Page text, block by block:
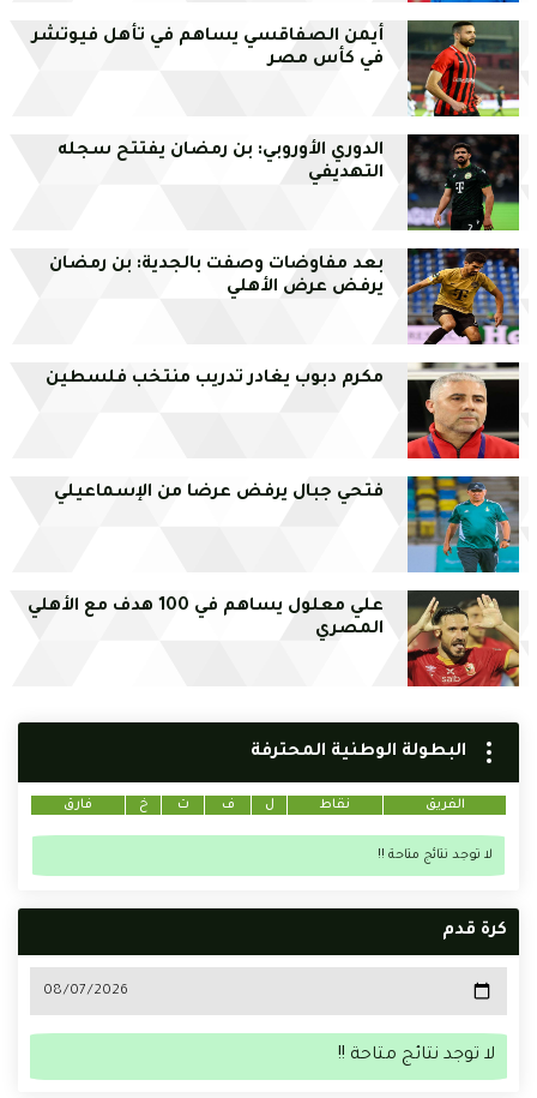
أيمن الصفاقسي يساهم في تأهل فيوتشر
في كأس مصر
الدوري الأوروبي: بن رمضان يفتتح سجله
التهديفي
بعد مفاوضات وصفت بالجدية: بن رمضان
يرفض عرض الأهلي
مكرم دبوب يغادر تدريب منتخب فلسطين
فتحي جبال يرفض عرضا من الإسماعيلي
علي معلول يساهم في 100 هدف مع الأهلي
المصري
البطولة الوطنية المحترفة
الفريق نقاط ل ف ت خ فارق
لا توجد نتائج متاحة !!
كرة قدم
لا توجد نتائج متاحة !!